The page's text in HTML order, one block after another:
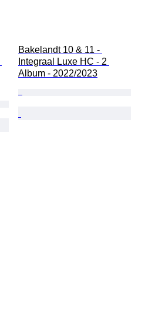
Bakelandt 10 & 11 -
Integraal Luxe HC - 2
Album - 2022/2023